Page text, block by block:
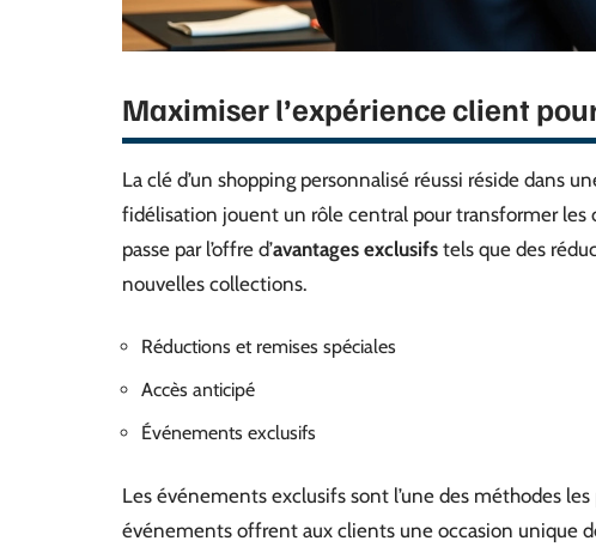
Maximiser l’expérience client
La clé d’un shopping personnalisé réussi réside dans
fidélisation jouent un rôle central pour transformer les
passe par l’offre d’avantages exclusifs tels que des
nouvelles collections.
Réductions et remises spéciales
Accès anticipé
Événements exclusifs
Les événements exclusifs sont l’une des méthodes
événements offrent aux clients une occasion unique